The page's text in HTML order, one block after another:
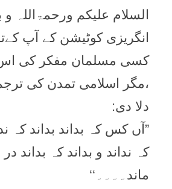
السلام علیکم ورحمۃاللہ و
انگریزی کوٹیشن کے آپ
کسی مسلمان مفکر کی
،مگر اسلامی تمدن کی
دلا دی:
”آں کس کہ بداند بداند کہ
کہ نداند و بداند کہ بداند
ماند۔۔۔۔‘‘